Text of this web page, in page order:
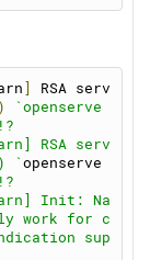
RSA serv
)
`openserve
RSA serv
`openserve
Init: Na
work for c
sup